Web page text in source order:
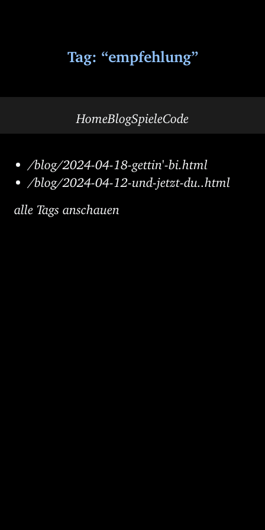
Tag: “empfehlung”
HomeBlogSpieleCode
/blog/2024-04-18-gettin'-bi.html
/blog/2024-04-12-und-jetzt-du..html
alle Tags anschauen